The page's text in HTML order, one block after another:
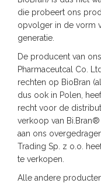
die probeert ons
opvolger in de vorm
generatie.
De producent van
Pharmaceutcal Co.
rechten op BioBran
dus ook in Polen,
recht voor de
verkoop van
aan ons
Trading Sp. z o.o.
te verkopen.
Alle andere